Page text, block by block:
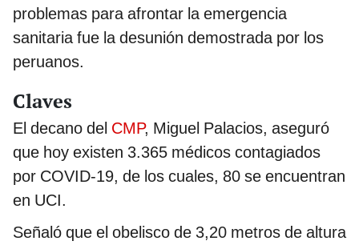
problemas para afrontar la emergencia
sanitaria fue la desunión demostrada por los
peruanos.
Claves
El decano del CMP, Miguel Palacios, aseguró
que hoy existen 3.365 médicos contagiados
por COVID-19, de los cuales, 80 se encuentran
en UCI.
Señaló que el obelisco de 3,20 metros de altura